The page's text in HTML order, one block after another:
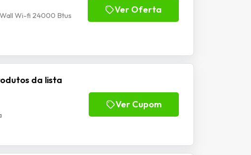
Wi-fi 24000 Btus
Ver Oferta
da lista
Ver Cupom